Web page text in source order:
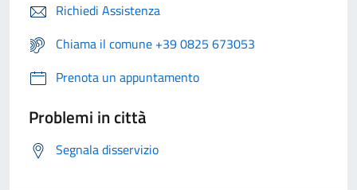
Richiedi Assistenza
Chiama il comune +39 0825 673053
Prenota un appuntamento
Problemi in città
Segnala disservizio